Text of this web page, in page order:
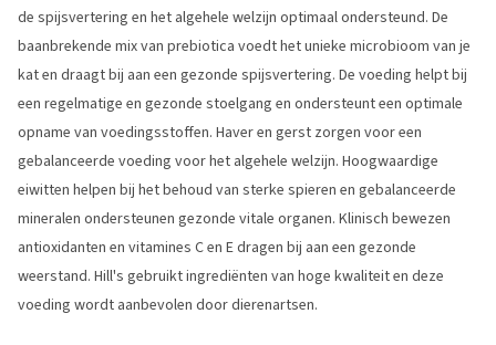
de spijsvertering en het algehele welzijn optimaal ondersteund. De
baanbrekende mix van prebiotica voedt het unieke microbioom van je
kat en draagt bij aan een gezonde spijsvertering. De voeding helpt bij
een regelmatige en gezonde stoelgang en ondersteunt een optimale
opname van voedingsstoffen. Haver en gerst zorgen voor een
gebalanceerde voeding voor het algehele welzijn. Hoogwaardige
eiwitten helpen bij het behoud van sterke spieren en gebalanceerde
mineralen ondersteunen gezonde vitale organen. Klinisch bewezen
antioxidanten en vitamines C en E dragen bij aan een gezonde
weerstand. Hill's gebruikt ingrediënten van hoge kwaliteit en deze
voeding wordt aanbevolen door dierenartsen.